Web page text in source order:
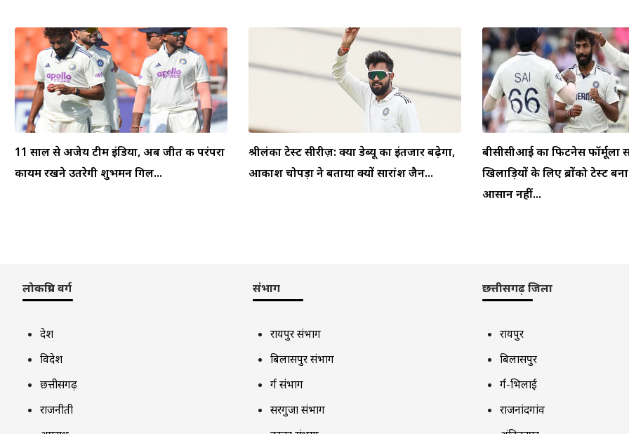
11 साल से अजेय टीम इंडिया, अब जीत की परंपरा
कायम रखने उतरेगी शुभमन गिल...
श्रीलंका टेस्ट सीरीज़: क्या डेब्यू का इंतजार बढ़ेगा,
आकाश चोपड़ा ने बताया क्यों सारांश जैन...
बीसीसीआई का फिटनेस फॉर्मूला
खिलाड़ियों के लिए ब्रोंको टेस्ट
आसान नहीं...
लोकप्रिय वर्ग
देश
विदेश
छत्तीसगढ़
राजनीती
संभाग
रायपुर संभाग
बिलासपुर संभाग
दुर्ग संभाग
सरगुजा संभाग
छत्तीसगढ़ जिला
रायपुर
बिलासपुर
दुर्ग-भिलाई
राजनांदगांव